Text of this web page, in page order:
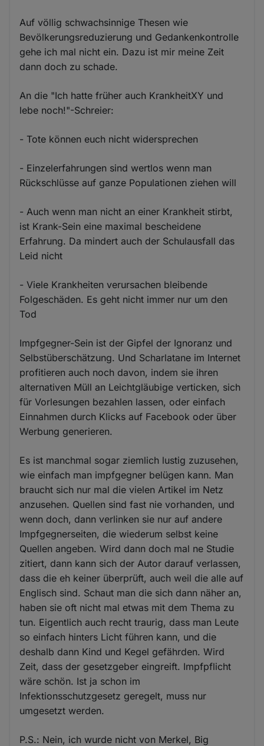
Auf völlig schwachsinnige Thesen wie
Bevölkerungsreduzierung und Gedankenkontrolle
gehe ich mal nicht ein. Dazu ist mir meine Zeit
dann doch zu schade.
An die "Ich hatte früher auch KrankheitXY und
lebe noch!"-Schreier:
- Tote können euch nicht widersprechen
- Einzelerfahrungen sind wertlos wenn man
Rückschlüsse auf ganze Populationen ziehen will
- Auch wenn man nicht an einer Krankheit stirbt,
ist Krank-Sein eine maximal bescheidene
Erfahrung. Da mindert auch der Schulausfall das
Leid nicht
- Viele Krankheiten verursachen bleibende
Folgeschäden. Es geht nicht immer nur um den
Tod
Impfgegner-Sein ist der Gipfel der Ignoranz und
Selbstüberschätzung. Und Scharlatane im Internet
profitieren auch noch davon, indem sie ihren
alternativen Müll an Leichtgläubige verticken, sich
für Vorlesungen bezahlen lassen, oder einfach
Einnahmen durch Klicks auf Facebook oder über
Werbung generieren.
Es ist manchmal sogar ziemlich lustig zuzusehen,
wie einfach man impfgegner belügen kann. Man
braucht sich nur mal die vielen Artikel im Netz
anzusehen. Quellen sind fast nie vorhanden, und
wenn doch, dann verlinken sie nur auf andere
Impfgegnerseiten, die wiederum selbst keine
Quellen angeben. Wird dann doch mal ne Studie
zitiert, dann kann sich der Autor darauf verlassen,
dass die eh keiner überprüft, auch weil die alle auf
Englisch sind. Schaut man die sich dann näher an,
haben sie oft nicht mal etwas mit dem Thema zu
tun. Eigentlich auch recht traurig, dass man Leute
so einfach hinters Licht führen kann, und die
deshalb dann Kind und Kegel gefährden. Wird
Zeit, dass der gesetzgeber eingreift. Impfpflicht
wäre schön. Ist ja schon im
Infektionsschutzgesetz geregelt, muss nur
umgesetzt werden.
P.S.: Nein, ich wurde nicht von Merkel, Big